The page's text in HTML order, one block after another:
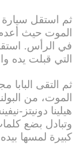
ثم استقل سيارة
الموت حيث أعدم
في الرأس.
التي قبلت يده
ثم التقى
الموت، من
هيلينا دونيتز-
وتبادل بضع
كبيرة لمسها